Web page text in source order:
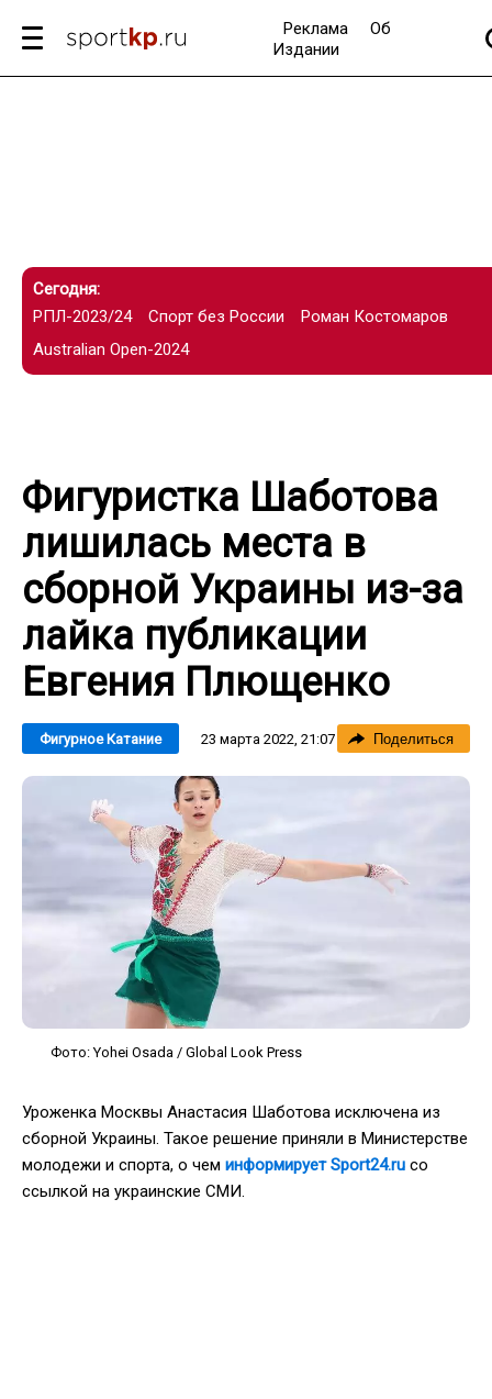
Реклама
Об
Издании
Сегодня:
РПЛ-2023/24
Спорт без России
Роман Костомаров
Australian Open-2024
Фигуристка Шаботова
лишилась места в
сборной Украины из-за
лайка публикации
Евгения Плющенко
Фигурное Катание 23 марта 2022, 21:07 Поделиться
Фото: Yohei Osada / Global Look Press
Уроженка Москвы Анастасия Шаботова исключена из
сборной Украины. Такое решение приняли в Министерстве
молодежи и спорта, о чем информирует Sport24.ru со
ссылкой на украинские СМИ.